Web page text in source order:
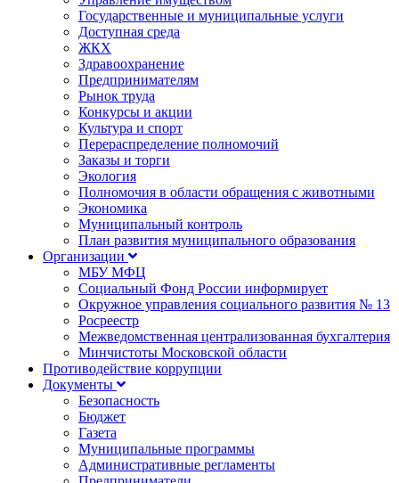
Государственные и муниципальные услуги
Доступная среда
ЖКХ
Здравоохранение
Предпринимателям
Рынок труда
Конкурсы и акции
Культура и спорт
Перераспределение полномочий
Заказы и торги
Экология
Полномочия в области обращения с животными
Экономика
Муниципальный контроль
План развития муниципального образования
Организации
МБУ МФЦ
Социальный Фонд России информирует
Окружное управления социального развития № 13
Росреестр
Межведомственная централизованная бухгалтерия
Минчистоты Московской области
Противодействие коррупции
Документы
Безопасность
Бюджет
Газета
Муниципальные программы
Административные регламенты